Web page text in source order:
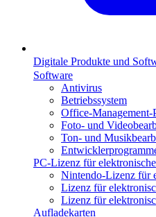
Digitale Produkte und
Software
Antivirus
Betriebssystem
Office-Management-
Foto- und
Ton- und
PC-Lizenz für
Nintendo-Lizenz für
Lizenz für
Lizenz für
Aufladekarten